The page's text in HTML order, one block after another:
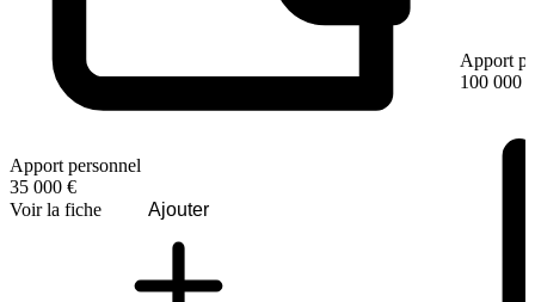
Apport personnel
35 000 €
Voir la fiche
Ajouter
Apport
100 000 €